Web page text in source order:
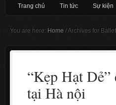
Trang chủ Tin tức Sự kiện
You are here: Home /Archives for
“Kẹp Hạt
tại Hà nội